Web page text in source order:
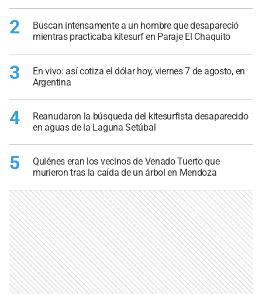
2
Buscan intensamente a un hombre que desapareció
mientras practicaba kitesurf en Paraje El Chaquito
3
En vivo: así cotiza el dólar hoy, viernes 7 de agosto, en
Argentina
4
Reanudaron la búsqueda del kitesurfista desaparecido
en aguas de la Laguna Setúbal
5
Quiénes eran los vecinos de Venado Tuerto que
murieron tras la caída de un árbol en Mendoza